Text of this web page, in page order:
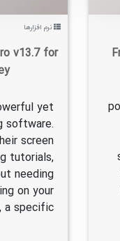
نرم افزارها
v13.7 for
yet
software.
screen
tutorials,
needing
on your
specific ...